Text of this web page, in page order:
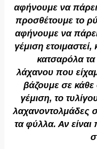
αφήνουμε να
προσθέτουμε το
αφήνουμε να
γέμιση
κατσαρόλα
λάχανου που
βάζουμε σε
γέμιση, το
λαχανοντολμάδες
τα φύλλα. Αν